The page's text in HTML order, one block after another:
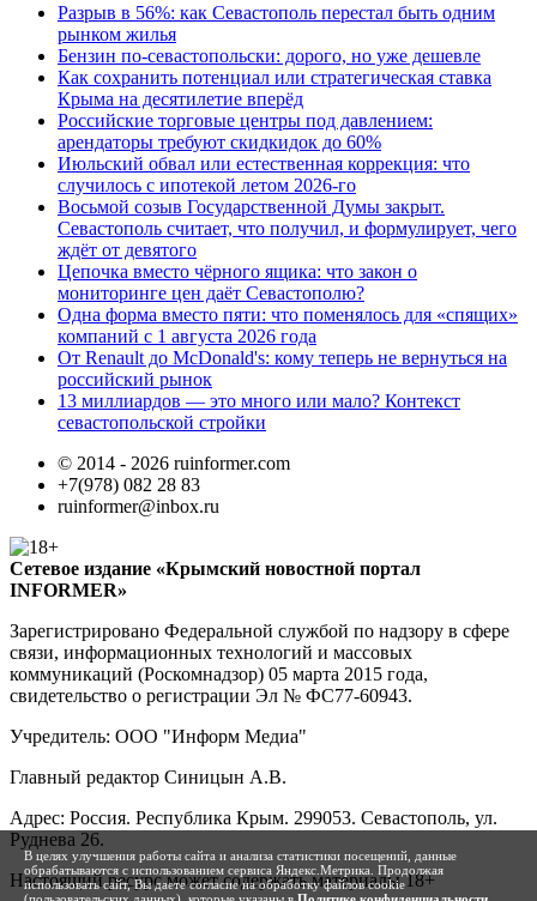
Разрыв в 56%: как Севастополь перестал быть одним
рынком жилья
Бензин по-севастопольски: дорого, но уже дешевле
Как сохранить потенциал или стратегическая ставка
Крыма на десятилетие вперёд
Российские торговые центры под давлением:
арендаторы требуют скидкидок до 60%
Июльский обвал или естественная коррекция: что
случилось с ипотекой летом 2026-го
Восьмой созыв Государственной Думы закрыт.
Севастополь считает, что получил, и формулирует, чего
ждёт от девятого
Цепочка вместо чёрного ящика: что закон о
мониторинге цен даёт Севастополю?
Одна форма вместо пяти: что поменялось для «спящих»
компаний с 1 августа 2026 года
От Renault до McDonald's: кому теперь не вернуться на
российский рынок
13 миллиардов — это много или мало? Контекст
севастопольской стройки
© 2014 - 2026 ruinformer.com
+7(978) 082 28 83
ruinformer@inbox.ru
Сетевое издание «Крымский новостной портал
INFORMER»
Зарегистрировано Федеральной службой по надзору в сфере
связи, информационных технологий и массовых
коммуникаций (Роскомнадзор) 05 марта 2015 года,
свидетельство о регистрации Эл № ФС77-60943.
Учредитель: ООО "Информ Медиа"
Главный редактор Синицын А.В.
Адрес: Россия. Республика Крым. 299053. Севастополь, ул.
Руднева 26.
Настоящий ресурс может содержать материалы 18+
В целях улучшения работы сайта и анализа статистики посещений, данные
обрабатываются с использованием сервиса Яндекс.Метрика. Продолжая
использовать сайт, Вы даете согласие на обработку файлов cookie